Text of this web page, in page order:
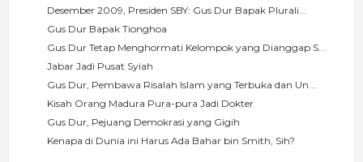
Desember 2009, Presiden SBY: Gus Dur Bapak Plurali...
Gus Dur Bapak Tionghoa
Gus Dur Tetap Menghormati Kelompok yang Dianggap S...
Jabar Jadi Pusat Syiah
Gus Dur, Pembawa Risalah Islam yang Terbuka dan Un...
Kisah Orang Madura Pura-pura Jadi Dokter
Gus Dur, Pejuang Demokrasi yang Gigih
Kenapa di Dunia ini Harus Ada Bahar bin Smith, Sih?